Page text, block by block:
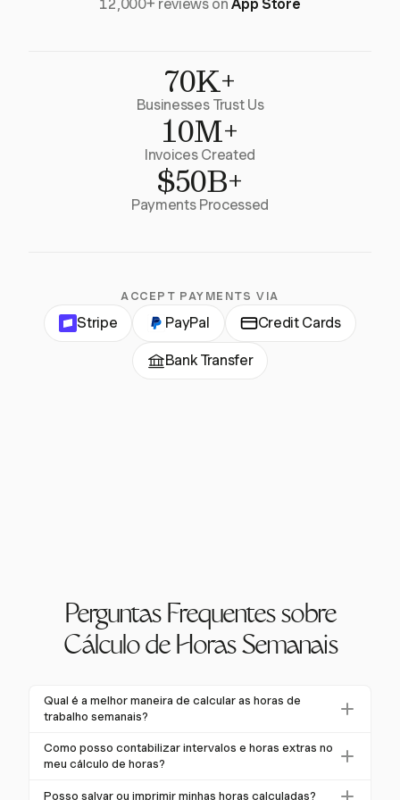
12,000+ reviews onApp Store
70K+
Businesses Trust Us
10M+
Invoices Created
$50B+
Payments Processed
ACCEPT PAYMENTS VIA
Stripe PayPal Credit Cards
Bank Transfer
Perguntas Frequentes sobre
Cálculo de Horas Semanais
Qual é a melhor maneira de calcular as horas de
trabalho semanais?
A melhor maneira de calcular as horas de trabalho
semanais é registrar com precisão os horários de
Como posso contabilizar intervalos e horas extras no
meu cálculo de horas?
Para contabilizar intervalos, subtraia intervalos não
Posso salvar ou imprimir minhas horas calculadas?